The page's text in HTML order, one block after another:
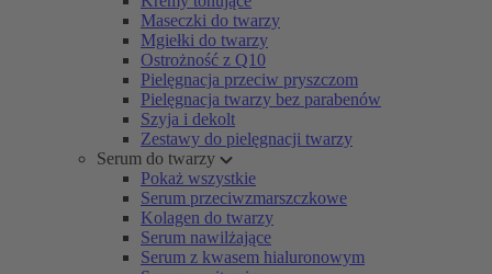
Maseczki do twarzy
Mgiełki do twarzy
Ostrożność z Q10
Pielęgnacja przeciw pryszczom
Pielęgnacja twarzy bez parabenów
Szyja i dekolt
Zestawy do pielęgnacji twarzy
Serum do twarzy
Pokaż wszystkie
Serum przeciwzmarszczkowe
Kolagen do twarzy
Serum nawilżające
Serum z kwasem hialuronowym